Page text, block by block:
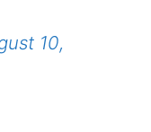
10,